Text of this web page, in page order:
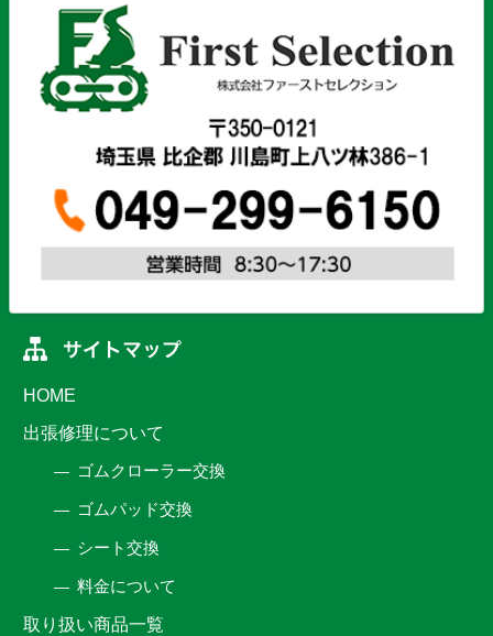
HOME
出張修理について
ゴムクローラー交換
ゴムパッド交換
シート交換
料金について
取り扱い商品一覧